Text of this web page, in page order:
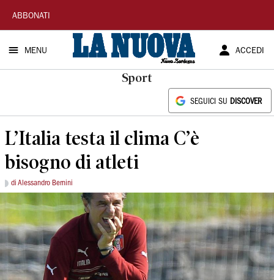
La
Nuova
Sardegna
ABBONATI
MENU ACCEDI
Sport
SEGUICI SU DISCOVER
L’Italia testa il clima C’è
bisogno di atleti
di Alessandro Bernini